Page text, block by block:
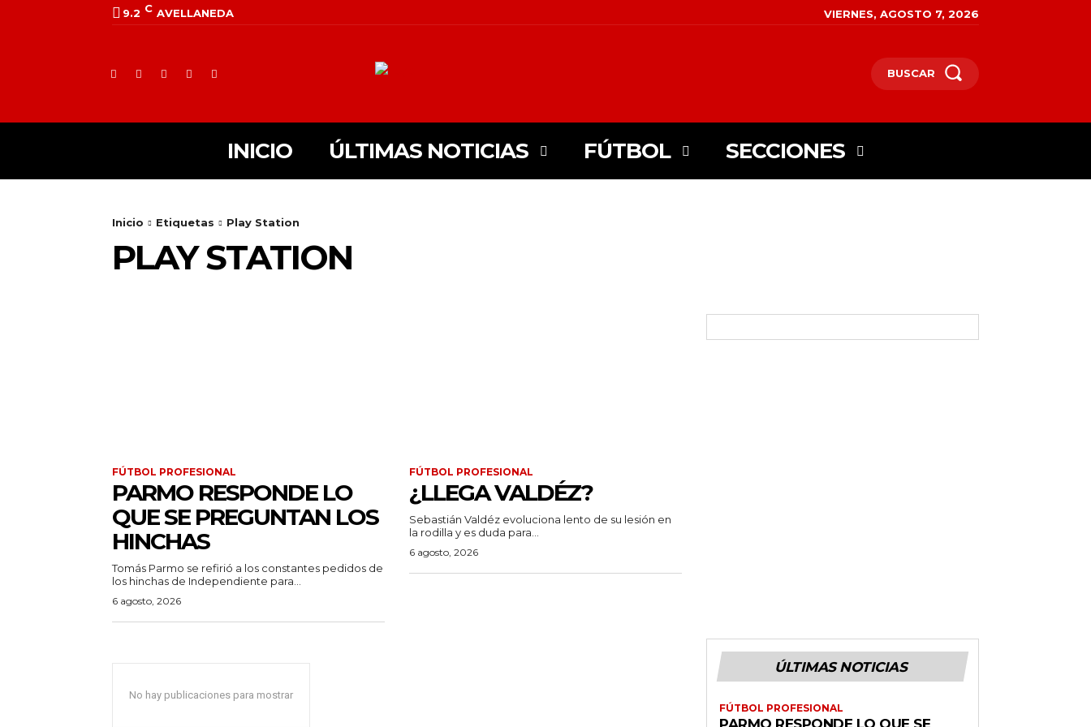
9.2 C AVELLANEDA VIERNES, AGOSTO 7, 2026
BUSCAR
INICIO ÚLTIMAS NOTICIAS FÚTBOL SECCIONES
Inicio Etiquetas Play Station
PLAY STATION
FÚTBOL PROFESIONAL
PARMO RESPONDE LO
QUE SE PREGUNTAN LOS
HINCHAS
Tomás Parmo se refirió a los constantes pedidos de
los hinchas de Independiente para...
6 agosto, 2026
FÚTBOL PROFESIONAL
¿LLEGA VALDÉZ?
Sebastián Valdéz evoluciona lento de su lesión en
la rodilla y es duda para...
6 agosto, 2026
No hay publicaciones para mostrar
ÚLTIMAS NOTICIAS
FÚTBOL PROFESIONAL
PARMO RESPONDE LO QUE SE